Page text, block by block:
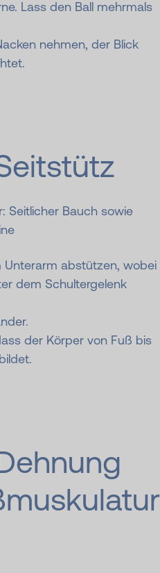
Lass den Ball mehrmals
nehmen, der Blick
Seitlicher Bauch sowie
Unterarm abstützen, wobei
dem Schultergelenk
der Körper von Fuß bis